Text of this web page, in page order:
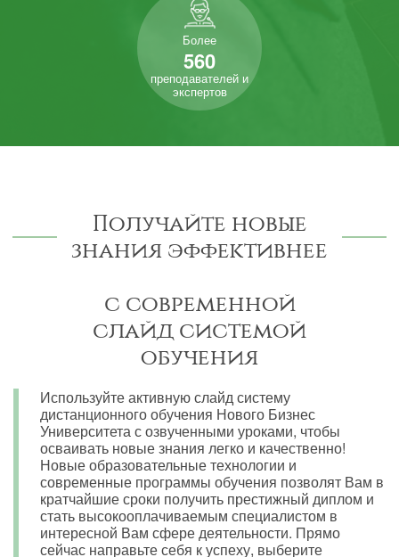
Более
560
преподавателей и
экспертов
Получайте новые
знания эффективнее
с современной
слайд системой
обучения
Используйте активную слайд систему
дистанционного обучения Нового Бизнес
Университета с озвученными уроками, чтобы
осваивать новые знания легко и качественно!
Новые образовательные технологии и
современные программы обучения позволят Вам в
кратчайшие сроки получить престижный диплом и
стать высокооплачиваемым специалистом в
интересной Вам сфере деятельности. Прямо
сейчас направьте себя к успеху, выберите